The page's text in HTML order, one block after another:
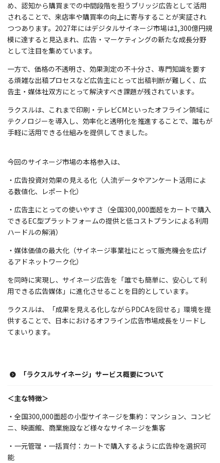
め、認知から購買までの中間段階を担うブリッジ広告として活用
されることで、来店率や購買率の向上に寄与することが実証され
つつあります。2027年にはデジタルサイネージ市場は1,300億円規
模に達すると見込まれ、広告・マーケティングの新たな成長分野
として注目を集めています。
一方で、価格の不透明さ、効果測定の不十分さ、専門知識を要す
る煩雑な出稿プロセスなど広告主にとって出稿判断が難しく、広
告主・媒体社双方にとって解決すべき課題が残されています。
ラクスルは、これまで印刷・テレビCMといったオフライン領域に
テクノロジーを導入し、効率化と透明化を推進することで、誰もが
手軽に活用できる仕組みを提供してきました。
今回のサイネージ市場の本格参入は、
・広告投資対効果の見える化（人流データやアンケート活用によ
る数値化、レポート化）
・広告主にとっての使いやすさ（全国300,000面超をカートで購入
できるEC型プラットフォームの提供と低コストプランによる利用
ハードルの解消）
・媒体価値の最大化（サイネージ事業社にとって販売機会を広げ
るアドネットワーク化）
を同時に実現し、サイネージ広告を「誰でも簡単に、安心して利
用できる広告媒体」に進化させることを目的としています。
ラクスルは、「成果を見える化しながらPDCAを回せる」環境を提
供することで、日本におけるオフライン広告市場成長をリードし
てまいります。
「ラクスルサイネージ」サービス概要について
＜主な特徴＞
・全国300,000面超の小型サイネージを集約：マンション、コンビ
ニ、映画館、商業施設など様々なサイネージを集客
・一元管理・一括買付：カートで購入するように広告枠を選択可
能